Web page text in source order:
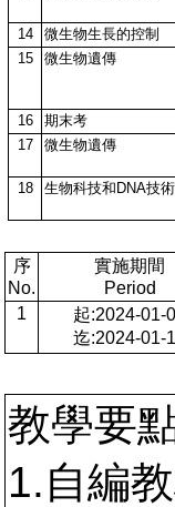
14
微生物生長的控制
15
微生物遺傳
16
期末考
17
微生物遺傳
18
生物科技和DNA技術
序
No.
實施期間
Period
1
起:2024-01-
迄:2024-01-
教學要
1.自編